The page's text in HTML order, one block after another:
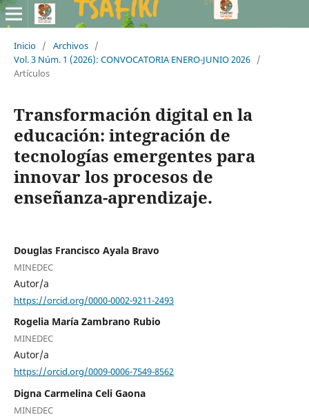
Inicio / Archivos /
Vol. 3 Núm. 1 (2026): CONVOCATORIA ENERO-JUNIO 2026 /
Artículos
Transformación digital en la
educación: integración de
tecnologías emergentes para
innovar los procesos de
enseñanza-aprendizaje.
Douglas Francisco Ayala Bravo
MINEDEC
Autor/a
https://orcid.org/0000-0002-9211-2493
Rogelia María Zambrano Rubio
MINEDEC
Autor/a
https://orcid.org/0009-0006-7549-8562
Digna Carmelina Celi Gaona
MINEDEC